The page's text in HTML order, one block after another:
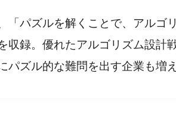
「パズルを解くことで、アル
収録。優れたアルゴリズム設
パズル的な難問を出す企業も増